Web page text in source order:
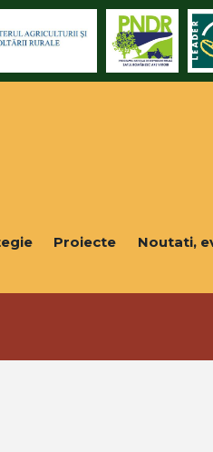
Proiecte Noutati,